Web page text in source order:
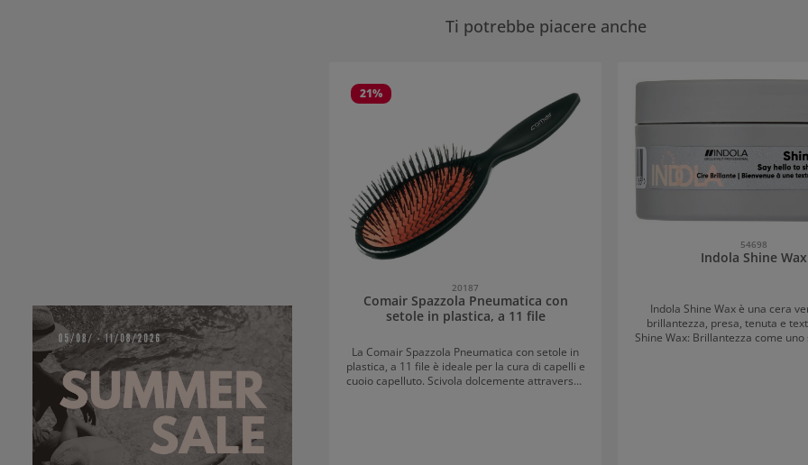
Ti potrebbe piacere anche
21%
20187
Comair Spazzola Pneumatica con
setole in plastica, a 11 file
La Comair Spazzola Pneumatica con setole in
plastica, a 11 file è ideale per la cura di capelli e
cuoio capelluto. Scivola dolcemente attraverso i
54698
Indola Shine Wax
Indola Shine Wax è una cera
brillantezza, presa, tenuta e texture.
Shine Wax: Brillantezza come uno